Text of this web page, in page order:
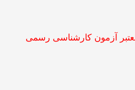
آزمون کارشناسی رسمی